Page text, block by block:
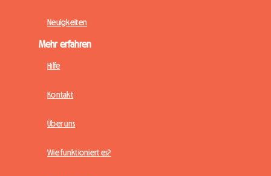
Neuigkeiten
Mehr erfahren
Hilfe
Kontakt
Über uns
Wie funktioniert es?